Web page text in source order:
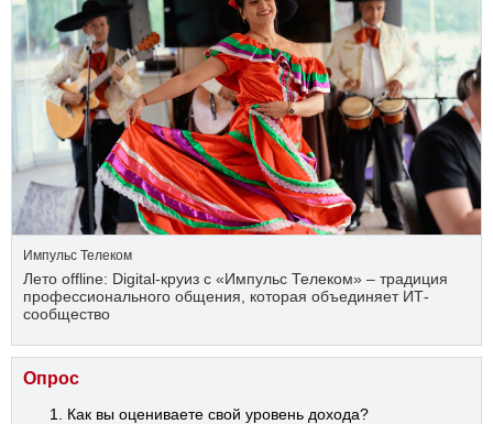
Импульс Телеком
Лето offline: Digital-круиз с «Импульс Телеком» – традиция
профессионального общения, которая объединяет ИТ-
сообщество
Опрос
Как вы оцениваете свой уровень дохода?